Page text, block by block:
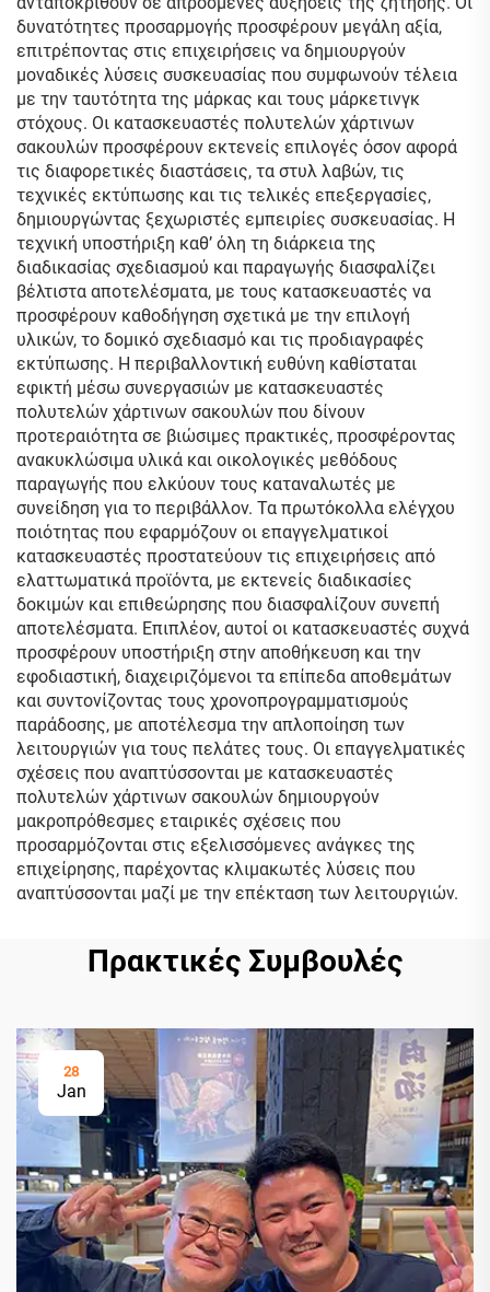
δυνατότητες προσαρμογής προσφέρουν μεγάλη αξία,
επιτρέποντας στις επιχειρήσεις να δημιουργούν
μοναδικές λύσεις συσκευασίας που συμφωνούν τέλεια
με την ταυτότητα της μάρκας και τους μάρκετινγκ
στόχους. Οι κατασκευαστές πολυτελών χάρτινων
σακουλών προσφέρουν εκτενείς επιλογές όσον αφορά
τις διαφορετικές διαστάσεις, τα στυλ λαβών, τις
τεχνικές εκτύπωσης και τις τελικές επεξεργασίες,
δημιουργώντας ξεχωριστές εμπειρίες συσκευασίας. Η
τεχνική υποστήριξη καθ’ όλη τη διάρκεια της
διαδικασίας σχεδιασμού και παραγωγής διασφαλίζει
βέλτιστα αποτελέσματα, με τους κατασκευαστές να
προσφέρουν καθοδήγηση σχετικά με την επιλογή
υλικών, το δομικό σχεδιασμό και τις προδιαγραφές
εκτύπωσης. Η περιβαλλοντική ευθύνη καθίσταται
εφικτή μέσω συνεργασιών με κατασκευαστές
πολυτελών χάρτινων σακουλών που δίνουν
προτεραιότητα σε βιώσιμες πρακτικές, προσφέροντας
ανακυκλώσιμα υλικά και οικολογικές μεθόδους
παραγωγής που ελκύουν τους καταναλωτές με
συνείδηση για το περιβάλλον. Τα πρωτόκολλα ελέγχου
ποιότητας που εφαρμόζουν οι επαγγελματικοί
κατασκευαστές προστατεύουν τις επιχειρήσεις από
ελαττωματικά προϊόντα, με εκτενείς διαδικασίες
δοκιμών και επιθεώρησης που διασφαλίζουν συνεπή
αποτελέσματα. Επιπλέον, αυτοί οι κατασκευαστές συχνά
προσφέρουν υποστήριξη στην αποθήκευση και την
εφοδιαστική, διαχειριζόμενοι τα επίπεδα αποθεμάτων
και συντονίζοντας τους χρονοπρογραμματισμούς
παράδοσης, με αποτέλεσμα την απλοποίηση των
λειτουργιών για τους πελάτες τους. Οι επαγγελματικές
σχέσεις που αναπτύσσονται με κατασκευαστές
πολυτελών χάρτινων σακουλών δημιουργούν
μακροπρόθεσμες εταιρικές σχέσεις που
προσαρμόζονται στις εξελισσόμενες ανάγκες της
επιχείρησης, παρέχοντας κλιμακωτές λύσεις που
αναπτύσσονται μαζί με την επέκταση των λειτουργιών.
Πρακτικές Συμβουλές
28
Jan